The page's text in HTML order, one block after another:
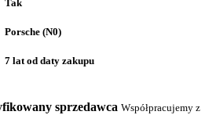
Tak
Porsche (N0)
7 lat od daty zakupu
sprzedawca Współpracujemy z